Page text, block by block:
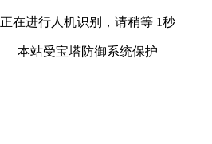
正在进行人机识别，请稍等 1秒
本站受宝塔防御系统保护